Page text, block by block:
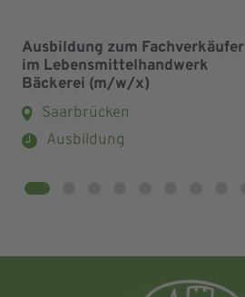
Ausbildung zum Fachverkäufer
im Lebensmittelhandwerk
Bäckerei (m/w/x)
Saarbrücken
Ausbildung